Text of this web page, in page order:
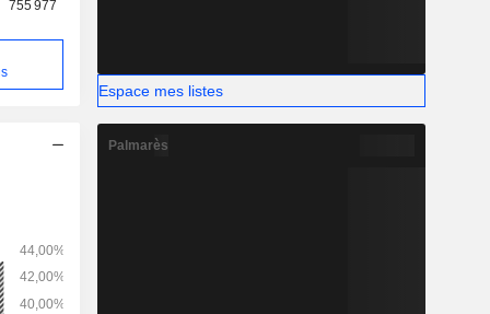
755 977
Espace mes listes
Palmarès